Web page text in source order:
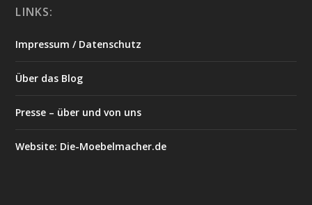
LINKS:
Impressum / Datenschutz
Über das Blog
Presse – über und von uns
Website: Die-Moebelmacher.de